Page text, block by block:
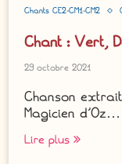
Chants CE2-CM1-CM2
Chant : Vert,
29 octobre 2021
Chanson
Magicien
Lire plus